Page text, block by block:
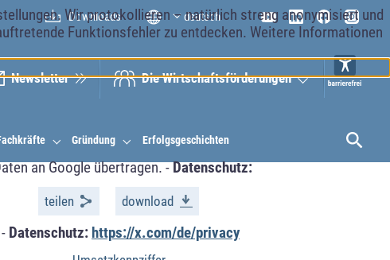
Wir protokollieren – natürlich streng anonymisiert und
Funktionsfehler zu entdecken. Weitere Informationen
an Google übertragen. -Datenschutz:
Datenschutz: https://x.com/de/privacy
Gründung Erfolgsgeschichten
Downloads deutsch
Newsletter Die Wirt­schaftsför­derungen
teilen download